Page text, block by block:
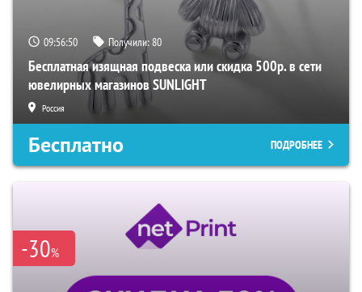
09:56:49 Получили: 80
Бесплатная изящная подвеска или скидка 500р. в сети
ювелирных магазинов SUNLIGHT
Россия
Бесплатно ПОДРОБНЕЕ
-30%